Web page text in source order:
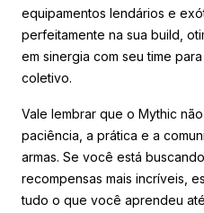
equipamentos lendários e
perfeitamente na sua build,
em sinergia com seu time
coletivo.
Vale lembrar que o Mythic
paciência, a prática e a
armas. Se você está
recompensas mais incríveis,
tudo o que você aprendeu